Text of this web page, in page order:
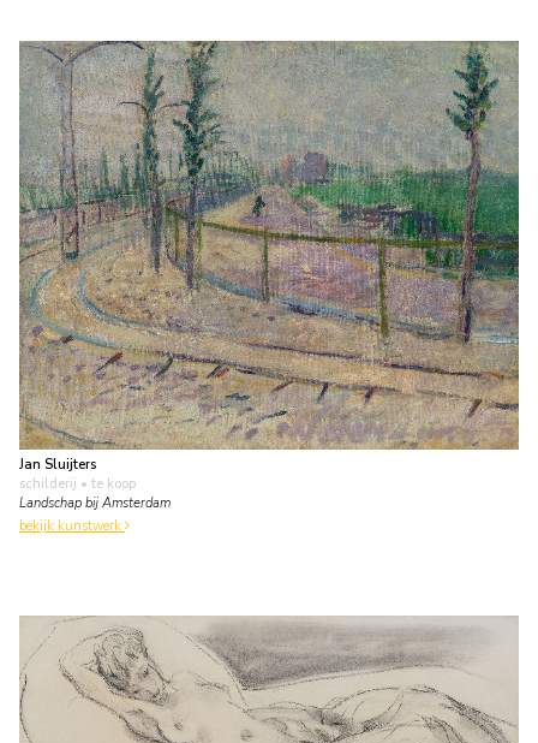
Jan Sluijters
schilderij • te koop
Landschap bij Amsterdam
bekijk kunstwerk